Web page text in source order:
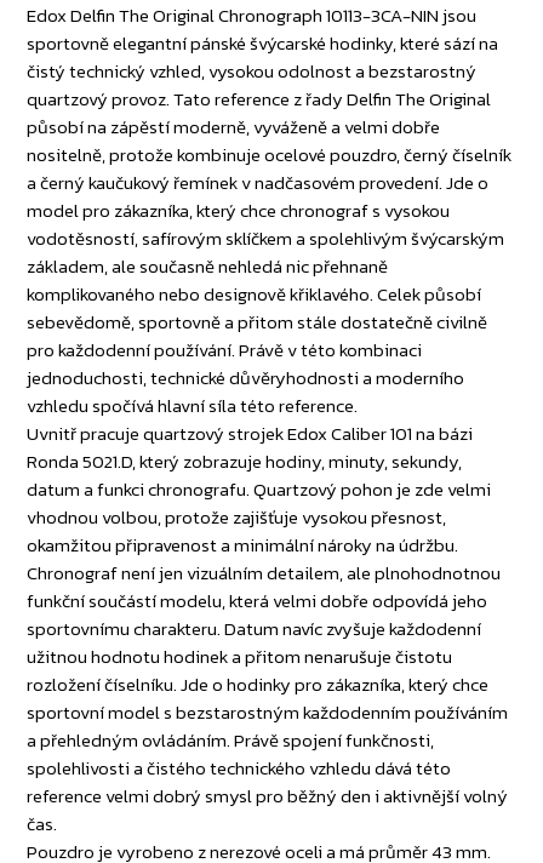
Edox Delfin The Original Chronograph 10113-3CA-NIN jsou
sportovně elegantní pánské švýcarské hodinky, které sází na
čistý technický vzhled, vysokou odolnost a bezstarostný
quartzový provoz. Tato reference z řady Delfin The Original
působí na zápěstí moderně, vyváženě a velmi dobře
nositelně, protože kombinuje ocelové pouzdro, černý číselník
a černý kaučukový řemínek v nadčasovém provedení. Jde o
model pro zákazníka, který chce chronograf s vysokou
vodotěsností, safírovým sklíčkem a spolehlivým švýcarským
základem, ale současně nehledá nic přehnaně
komplikovaného nebo designově křiklavého. Celek působí
sebevědomě, sportovně a přitom stále dostatečně civilně
pro každodenní používání. Právě v této kombinaci
jednoduchosti, technické důvěryhodnosti a moderního
vzhledu spočívá hlavní síla této reference.
Uvnitř pracuje quartzový strojek Edox Caliber 101 na bázi
Ronda 5021.D, který zobrazuje hodiny, minuty, sekundy,
datum a funkci chronografu. Quartzový pohon je zde velmi
vhodnou volbou, protože zajišťuje vysokou přesnost,
okamžitou připravenost a minimální nároky na údržbu.
Chronograf není jen vizuálním detailem, ale plnohodnotnou
funkční součástí modelu, která velmi dobře odpovídá jeho
sportovnímu charakteru. Datum navíc zvyšuje každodenní
užitnou hodnotu hodinek a přitom nenarušuje čistotu
rozložení číselníku. Jde o hodinky pro zákazníka, který chce
sportovní model s bezstarostným každodenním používáním
a přehledným ovládáním. Právě spojení funkčnosti,
spolehlivosti a čistého technického vzhledu dává této
reference velmi dobrý smysl pro běžný den i aktivnější volný
čas.
Pouzdro je vyrobeno z nerezové oceli a má průměr 43 mm.